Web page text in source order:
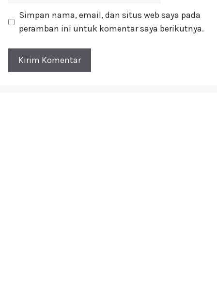
Simpan nama, email, dan situs web saya pada
peramban ini untuk komentar saya berikutnya.